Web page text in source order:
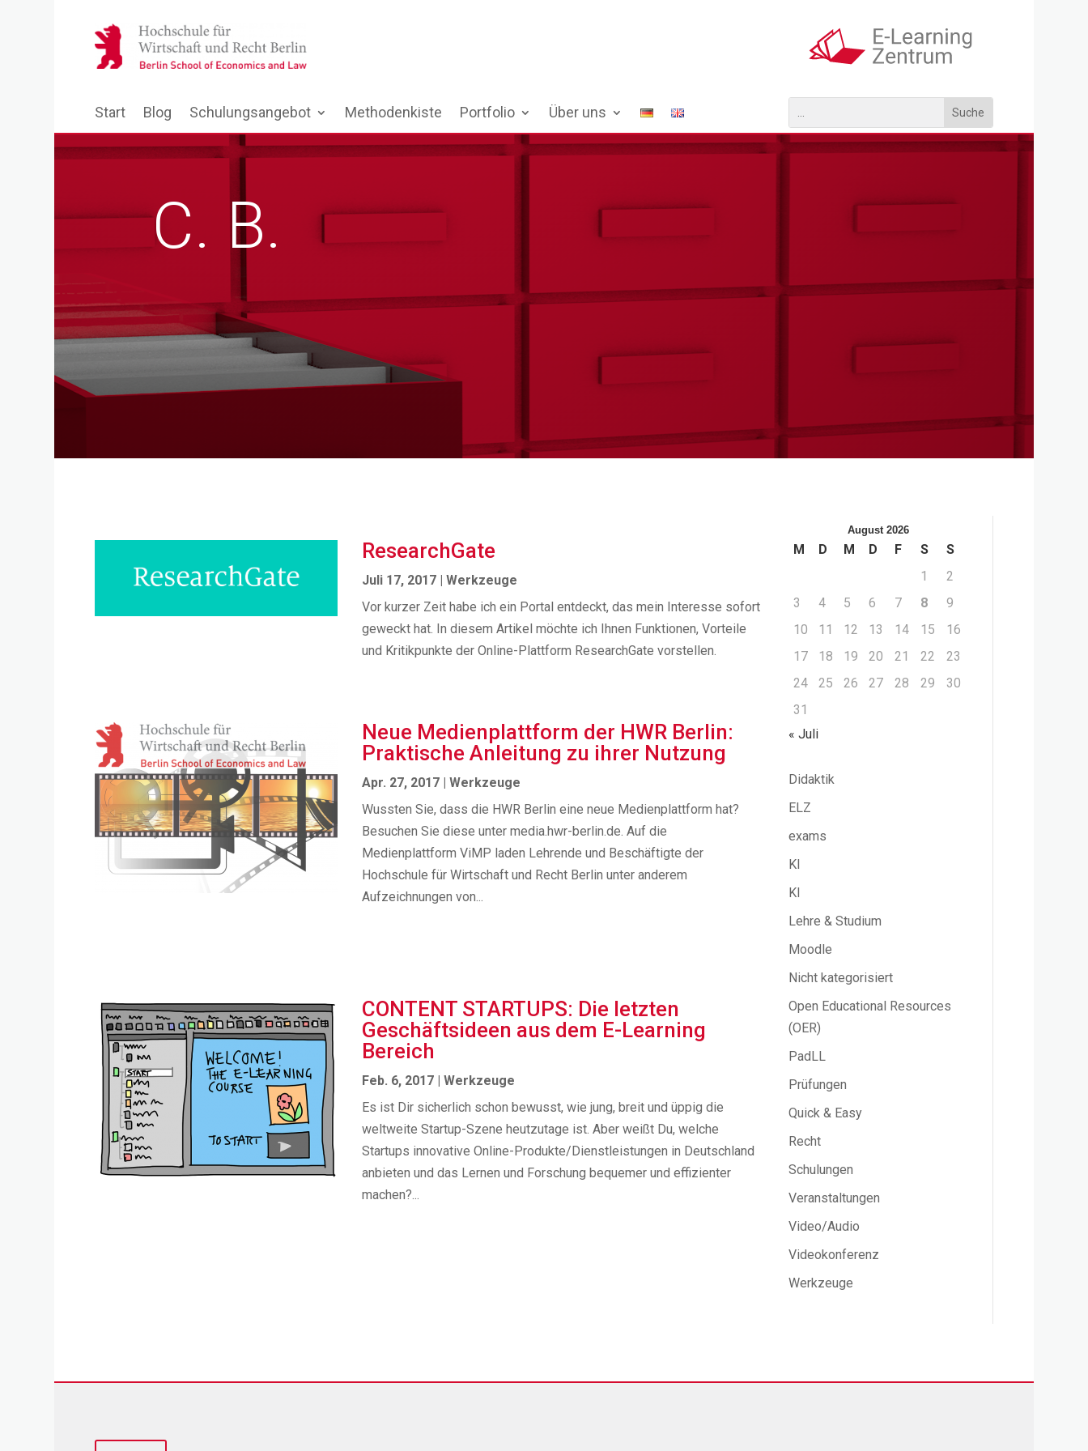
Start Blog Schulungsangebot Methodenkiste Portfolio Über uns
C. B.
ResearchGate
Juli 17, 2017 |Werkzeuge
Vor kurzer Zeit habe ich ein Portal entdeckt, das mein Interesse sofort
geweckt hat. In diesem Artikel möchte ich Ihnen Funktionen, Vorteile
und Kritikpunkte der Online-Plattform ResearchGate vorstellen.
Neue Medienplattform der HWR Berlin:
Praktische Anleitung zu ihrer Nutzung
Apr. 27, 2017 |Werkzeuge
Wussten Sie, dass die HWR Berlin eine neue Medienplattform hat?
Besuchen Sie diese unter media.hwr-berlin.de. Auf die
Medienplattform ViMP laden Lehrende und Beschäftigte der
Hochschule für Wirtschaft und Recht Berlin unter anderem
Aufzeichnungen von...
CONTENT STARTUPS: Die letzten
Geschäftsideen aus dem E-Learning
Bereich
Feb. 6, 2017 |Werkzeuge
Es ist Dir sicherlich schon bewusst, wie jung, breit und üppig die
weltweite Startup-Szene heutzutage ist. Aber weißt Du, welche
Startups innovative Online-Produkte/Dienstleistungen in Deutschland
anbieten und das Lernen und Forschung bequemer und effizienter
machen?...
August 2026
M D M D F S
S
1
2
3
4 5 6 7 8
9
10
11 12 13 14 15
16
17
18 19 20 21 22
23
24
25 26 27 28 29
30
31
« Juli
Didaktik
ELZ
exams
KI
KI
Lehre & Studium
Moodle
Nicht kategorisiert
Open Educational Resources
(OER)
PadLL
Prüfungen
Quick & Easy
Recht
Schulungen
Veranstaltungen
Video/Audio
Videokonferenz
Werkzeuge